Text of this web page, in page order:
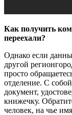
Как получить
переехали?
Однако если
другой
просто
отделение. С
документ,
книжечку.
человек, на чье